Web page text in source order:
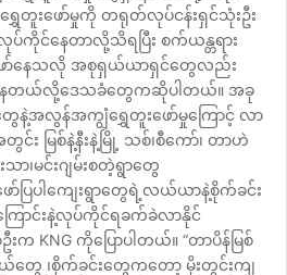
ေတူးဖော်မှုကို တရုတ်လုပ်ငန်းရှင်သုံးဦး
ကိုင်နေတာလို့သိရပြီး စက်ယန္တရား
ဖော်နေသလို အစုရှယ်ယာရှင်တွေလည်း
င်နေတယ်လို့ဒေသခံတွေကဆိုပါတယ်။ အခု
ေနဲ့အလွန်အကျွံရွှေတူးဖော်မှုကြောင့် လာ
း မြစ်နဲ့နီးနဲ့မြို့ သစ်၊စီကော်၊ တာဟဲ
သာ၊မင်းဂျမ်းစတဲ့ရွာတွေ
ပြပါကျေးရွာတွေရဲ့လယ်ယာနဲ့စိုက်ခင်း
ြောင်းနဲ့လုပ်ကိုင်ရခက်ခဲလာနိုင်
က KNG ကိုပြောပါတယ်။ “တာပိန်မြစ်
ေ ၊စိုက်ခင်းတွေကတော့ မိုးတွင်းကျ